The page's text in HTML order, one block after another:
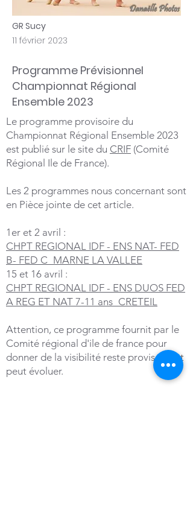
GR Sucy
11 février 2023
Programme Prévisionnel
Championnat Régional
Ensemble 2023
Le programme provisoire du
Championnat Régional Ensemble 2023
est publié sur le site du CRIF (Comité
Régional Ile de France).
Les 2 programmes nous concernant sont
en Pièce jointe de cet article.
1er et 2 avril :
CHPT REGIONAL IDF - ENS NAT- FED
B- FED C_MARNE LA VALLEE
15 et 16 avril :
CHPT REGIONAL IDF - ENS DUOS FED
A REG ET NAT 7-11 ans_CRETEIL
Attention, ce programme fournit par le
Comité régional d'ile de france pour
donner de la visibilité reste provisoire et
peut évoluer.